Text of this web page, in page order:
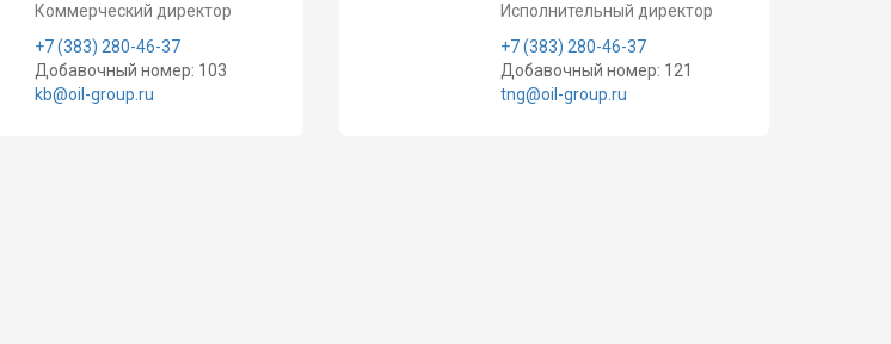
Коммерческий директор
+7 (383) 280-46-37
Добавочный номер: 103
kb@oil-group.ru
Исполнительный директор
+7 (383) 280-46-37
Добавочный номер: 121
tng@oil-group.ru